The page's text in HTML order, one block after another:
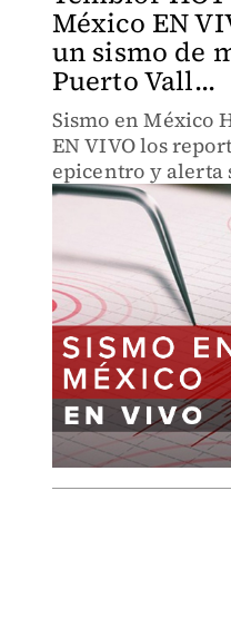
México EN
un sismo de
Puerto Vall...
Sismo en México
EN VIVO los
epicentro y alerta